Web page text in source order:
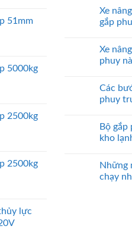
51mm
5000kg
2500kg
2500kg
lực
Xe
gắp
Xe
phuy
Các
phuy
Bộ
kho
Những
chạy